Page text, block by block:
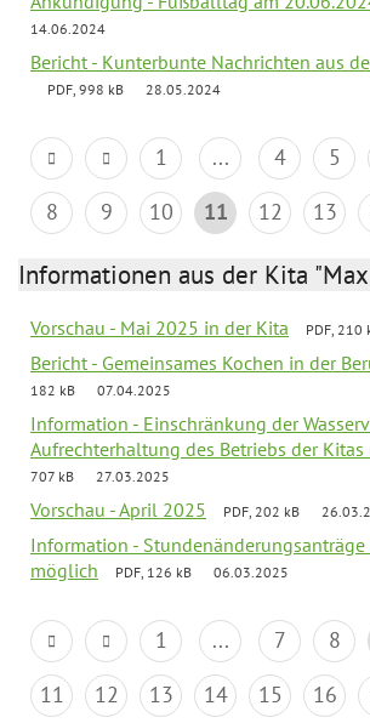
14.06.2024
Bericht - Kunterbunte Nachrichten aus
PDF, 998 kB 28.05.2024
1 ... 4 5
8
9 10 11 12 13
Informationen aus der Kita
Vorschau - Mai 2025 in der Kita PDF, 210
Bericht - Gemeinsames Kochen in der
182 kB
07.04.2025
Information - Einschränkung der
Aufrechterhaltung des Betriebs der
707 kB
27.03.2025
Vorschau - April 2025 PDF, 202 kB
Information -
möglich
PDF, 126 kB 06.03.2025
1 ... 7 8
11
12 13 14 15 16